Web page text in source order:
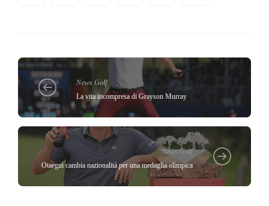
News Golf
La vita incompresa di Grayson Murray
News Golf
Otaegui cambia nazionalità per una medaglia olimpica